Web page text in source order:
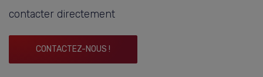
contacter directement
CONTACTEZ-NOUS !